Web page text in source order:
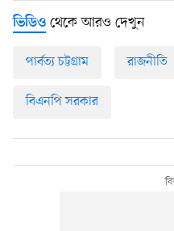
ভিডিও থেকে আরও দেখুন
পার্বত্য চট্টগ্রাম রাজনীতি
বিএনপি সরকার